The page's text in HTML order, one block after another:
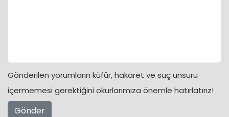
Gönderilen yorumların küfür, hakaret ve suç unsuru
içermemesi gerektiğini okurlarımıza önemle hatırlatırız!
Gönder